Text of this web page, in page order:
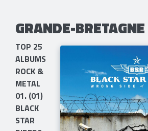
GRANDE-BRETAGNE
TOP 25
ALBUMS
ROCK &
METAL
01. (01)
BLACK
STAR